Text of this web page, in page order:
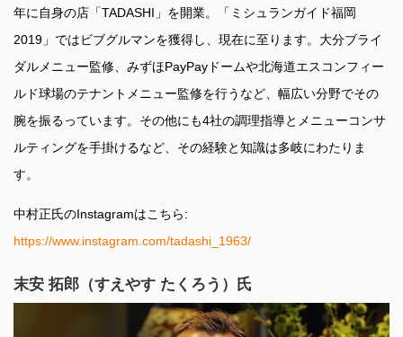
年に自身の店「TADASHI」を開業。「ミシュランガイド福岡
2019」ではビブグルマンを獲得し、現在に至ります。大分ブライ
ダルメニュー監修、みずほPayPayドームや北海道エスコンフィー
ルド球場のテナントメニュー監修を行うなど、幅広い分野でその
腕を振るっています。その他にも4社の調理指導とメニューコンサ
ルティングを手掛けるなど、その経験と知識は多岐にわたりま
す。
中村正氏のInstagramはこちら:
https://www.instagram.com/tadashi_1963/
末安 拓郎（すえやす たくろう）氏